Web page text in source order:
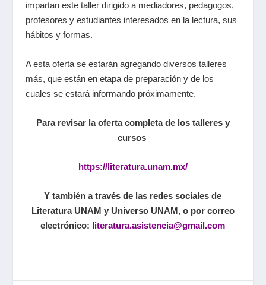
impartan este taller dirigido a mediadores, pedagogos,
profesores y estudiantes interesados en la lectura, sus
hábitos y formas.
A esta oferta se estarán agregando diversos talleres
más, que están en etapa de preparación y de los
cuales se estará informando próximamente.
Para revisar la oferta completa de los talleres y
cursos
https://literatura.unam.mx/
Y también a través de las redes sociales de
Literatura UNAM y Universo UNAM, o por correo
electrónico: literatura.asistencia@gmail.com